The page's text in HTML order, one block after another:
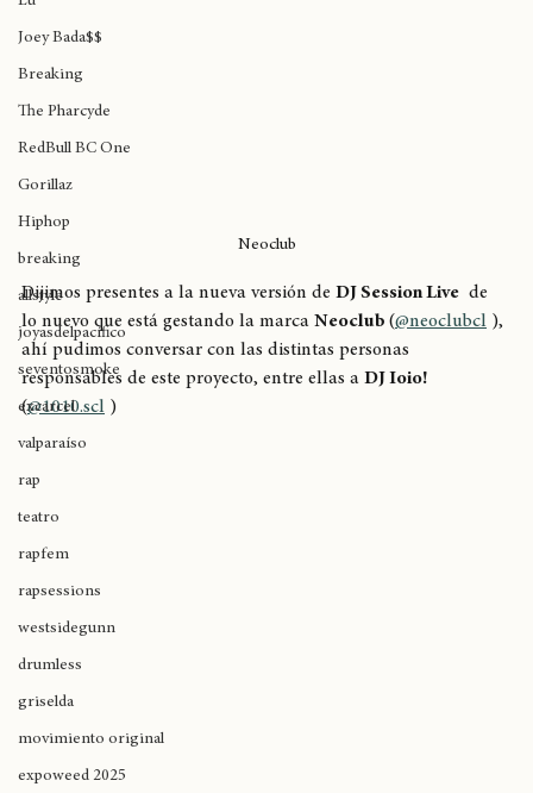
Lu
Joey Bada$$
Breaking
The Pharcyde
RedBull BC One
Gorillaz
Hiphop
breaking
allstyle
joyasdelpacífico
seventosmoke
excarcel
teatro
rapsessions
westsidegunn
drumless
movimiento original
Dijimos presentes a la nueva versión de DJ Session Live
  de
lo nuevo que está gestando la marca Neoclub (@neoclubcl
ahí pudimos conversar con las distintas personas
responsables de este proyecto, entre ellas a
@1010.scl